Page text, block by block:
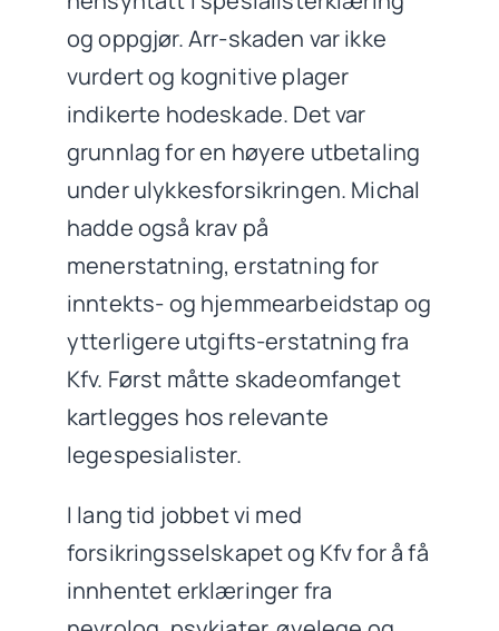
og oppgjør. Arr-skaden var ikke
vurdert og kognitive plager
indikerte hodeskade. Det var
grunnlag for en høyere utbetaling
under ulykkesforsikringen. Michal
hadde også krav på
menerstatning, erstatning for
inntekts- og hjemmearbeidstap og
ytterligere utgifts-erstatning fra
Kfv. Først måtte skadeomfanget
kartlegges hos relevante
legespesialister.
I lang tid jobbet vi med
forsikringsselskapet og Kfv for å få
innhentet erklæringer fra